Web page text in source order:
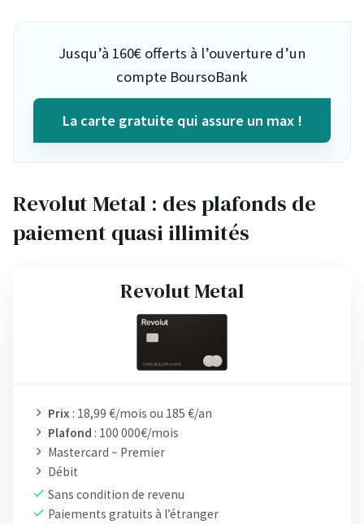
Jusqu’à 160€ offerts à l’ouverture d’un
compte BoursoBank
La carte gratuite qui assure un max !
Revolut Metal : des plafonds de
paiement quasi illimités
Revolut Metal
Prix : 18,99 €/mois ou 185 €/an
Plafond : 100 000€/mois
Mastercard ~ Premier
Débit
Sans condition de revenu
Paiements gratuits à l’étranger